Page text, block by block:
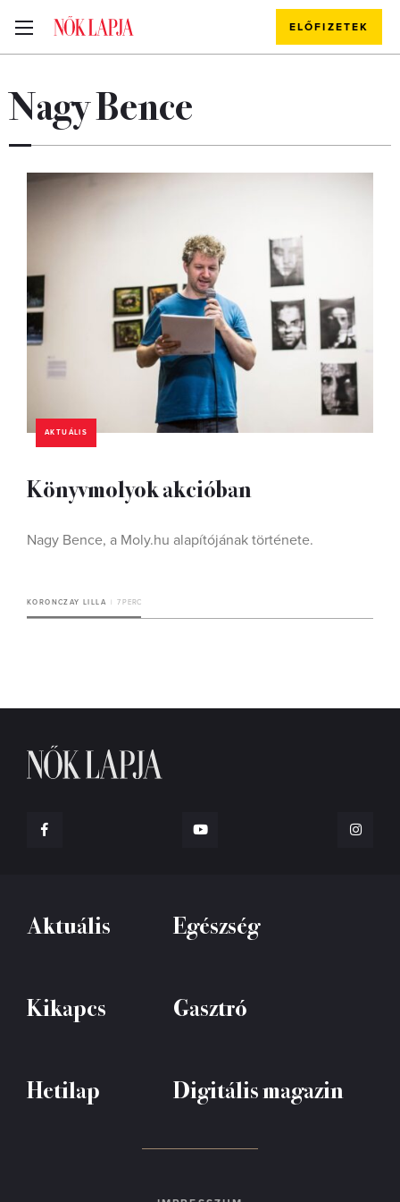
ELŐFIZETEK
Nagy Bence
AKTUÁLIS
Könyvmolyok akcióban
Nagy Bence, a Moly.hu alapítójának története.
KORONCZAY LILLA 7 PERC
Aktuális Egészség
Kikapcs Gasztró
Hetilap Digitális magazin